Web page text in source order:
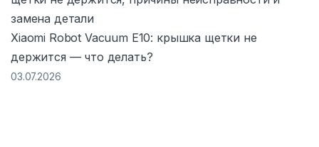
Xiaomi Robot Vacuum E10: крышка щетки не
держится — что делать?
03.07.2026